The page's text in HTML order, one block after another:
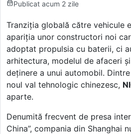
Publicat acum 2 zile
Tranziția globală către vehicule
apariția unor constructori noi
adoptat propulsia cu baterii, ci
arhitectura, modelul de afaceri
deținere a unui automobil.
noul val tehnologic chinezesc,
aparte.
Denumită frecvent de presa
China”, compania din Shanghai